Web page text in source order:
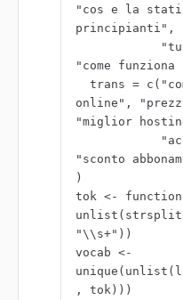
"cos e la
principianti",
"come
  trans = c("comprare scarpe
online",
"miglior
"sconto
)
tok <-
"\\s+"))
vocab <-
, tok)))